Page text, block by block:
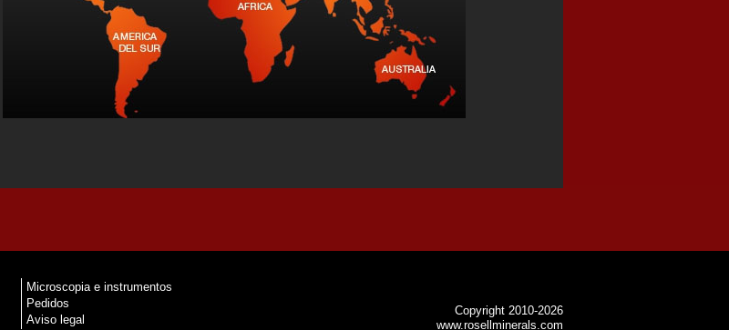
Microscopia e instrumentos
Pedidos
Aviso legal
Copyright 2010-2026
www.rosellminerals.com